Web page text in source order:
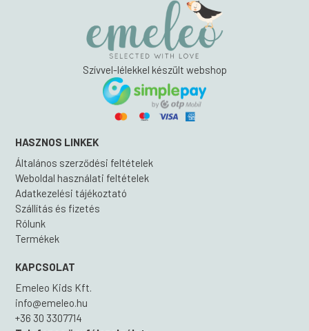
Szívvel-lélekkel készült webshop
HASZNOS LINKEK
Általános szerződési feltételek
Weboldal használati feltételek
Adatkezelési tájékoztató
Szállítás és fizetés
Rólunk
Termékek
KAPCSOLAT
Emeleo Kids Kft.
info@emeleo.hu
+36 30 3307714